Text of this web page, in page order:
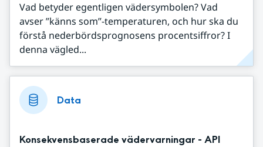
Vad betyder egentligen vädersymbolen? Vad
avser ”känns som”-temperaturen, och hur ska du
förstå nederbördsprognosens procentsiffror? I
denna vägled...
Data
Konsekvensbaserade vädervarningar - API